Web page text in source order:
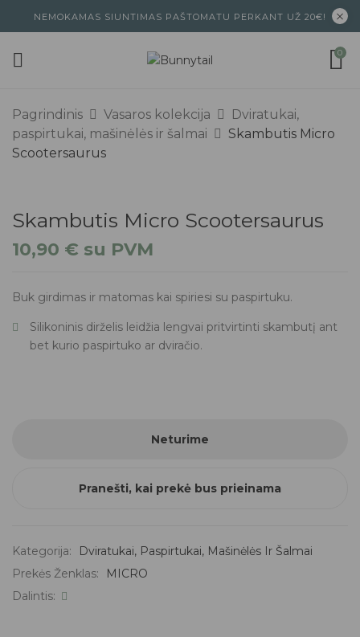
NEMOKAMAS SIUNTIMAS PAŠTOMATU PERKANT UŽ 20€!
0
Pagrindinis Vasaros kolekcija
Dviratukai,
paspirtukai, mašinėlės ir šalmai
Skambutis Micro
Scootersaurus
Skambutis Micro Scootersaurus
10,90 € su PVM
Buk girdimas ir matomas kai spiriesi su paspirtuku.
Silikoninis dirželis leidžia lengvai pritvirtinti skambutį ant
bet kurio paspirtuko ar dviračio.
Neturime
Pranešti, kai prekė bus prieinama
Kategorija:
Dviratukai, Paspirtukai, Mašinėlės Ir Šalmai
Prekės Ženklas:
MICRO
Dalintis: